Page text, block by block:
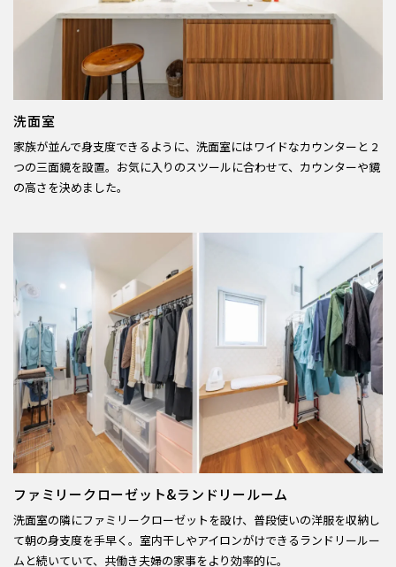
洗面室
家族が並んで身支度できるように、洗面室にはワイドなカウンターと 2
つの三面鏡を設置。お気に入りのスツールに合わせて、カウンターや鏡
の高さを決めました。
ファミリークローゼット&ランドリールーム
洗面室の隣にファミリークローゼットを設け、普段使いの洋服を収納し
て朝の身支度を手早く。室内干しやアイロンがけできるランドリールー
ムと続いていて、共働き夫婦の家事をより効率的に。